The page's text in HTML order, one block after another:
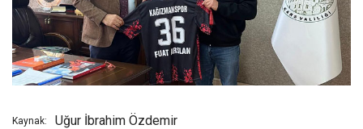
Kaynak: Uğur İbrahim Özdemir